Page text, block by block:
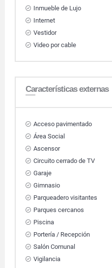
Inmueble de Lujo
Internet
Vestidor
Video por cable
Características externas
Acceso pavimentado
Área Social
Ascensor
Circuito cerrado de TV
Garaje
Gimnasio
Parqueadero visitantes
Parques cercanos
Piscina
Portería / Recepción
Salón Comunal
Vigilancia